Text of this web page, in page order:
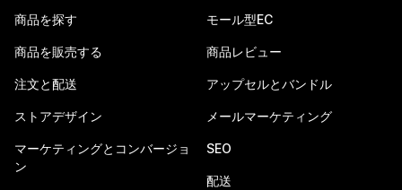
商品を探す
商品を販売する
注文と配送
ストアデザイン
マーケティングとコンバージョ
ン
モール型EC
商品レビュー
アップセルとバンドル
メールマーケティング
SEO
配送